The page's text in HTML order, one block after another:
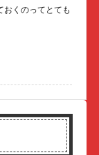
おくのってとても